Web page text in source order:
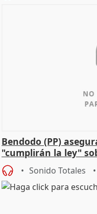
Bendodo (PP)
"cumplirán la ley"
Sonido Totales